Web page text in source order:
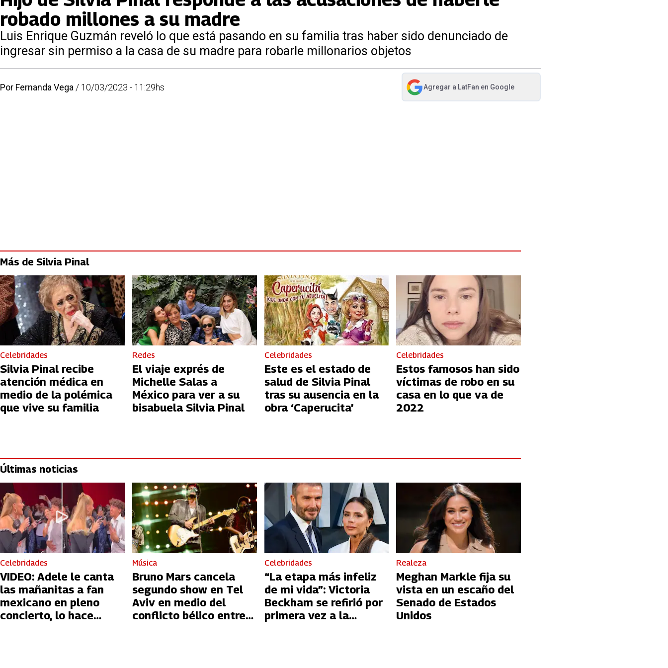
robado millones a su madre
Luis Enrique Guzmán reveló lo que está pasando en su familia tras haber sido denunciado de
ingresar sin permiso a la casa de su madre para robarle millonarios objetos
Por Fernanda Vega / 10/03/2023 - 11:29hs Agregar a LatFan en Google
abre en nueva pestaña
Más de Silvia Pinal
Celebridades
Silvia Pinal recibe
atención médica en
medio de la polémica
que vive su familia
Redes
El viaje exprés de
Michelle Salas a
México para ver a su
bisabuela Silvia Pinal
Celebridades
Este es el estado de
salud de Silvia Pinal
tras su ausencia en la
obra ‘Caperucita’
Celebridades
Estos famosos han sido
víctimas de robo en su
casa en lo que va de
2022
Últimas noticias
Celebridades
VIDEO: Adele le canta
las mañanitas a fan
mexicano en pleno
concierto, lo hace
Música
Bruno Mars cancela
segundo show en Tel
Aviv en medio del
conflicto bélico entre
Celebridades
“La etapa más infeliz
de mi vida”: Victoria
Beckham se refirió por
primera vez a la
Realeza
Meghan Markle fija su
vista en un escaño del
Senado de Estados
Unidos